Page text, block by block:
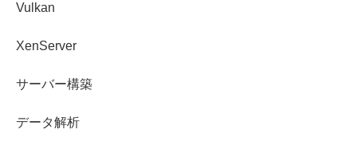
Vulkan
XenServer
サーバー構築
データ解析